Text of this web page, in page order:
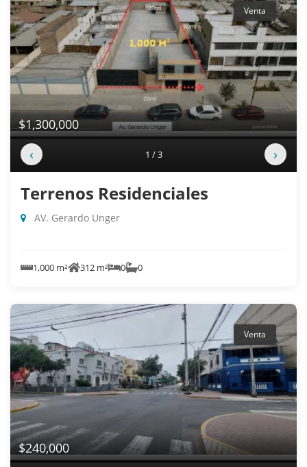
Venta
$1,300,000
‹ 1 / 3 ›
Terrenos Residenciales
AV. Gerardo Unger
1,000 m² 312 m² 0 0
Venta
$240,000